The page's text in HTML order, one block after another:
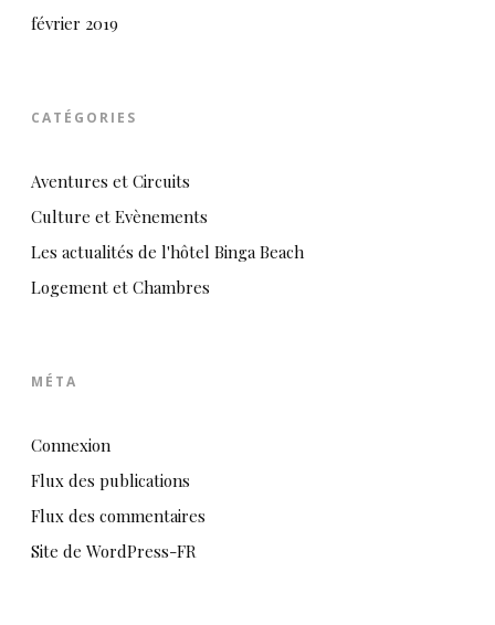
février 2019
CATÉGORIES
Aventures et Circuits
Culture et Evènements
Les actualités de l'hôtel Binga Beach
Logement et Chambres
MÉTA
Connexion
Flux des publications
Flux des commentaires
Site de WordPress-FR